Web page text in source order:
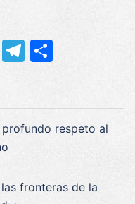
EmailTelegram
respeto al
fronteras de la